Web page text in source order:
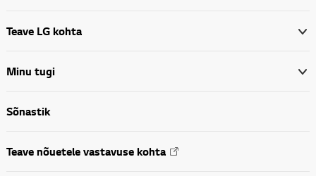
Teave LG kohta
Minu tugi
Sõnastik
Teave nõuetele vastavuse kohta